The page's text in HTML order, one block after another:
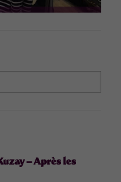
– Après les